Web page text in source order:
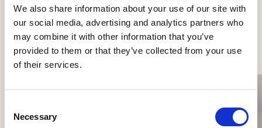
We also share information about your use of our site with
our social media, advertising and analytics partners who
may combine it with other information that you’ve
provided to them or that they’ve collected from your use
of their services.
Selection
Necessary
Se flere produkter